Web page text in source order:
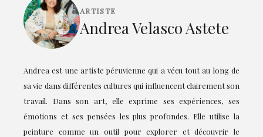
ARTISTE
Andrea Velasco Astete
Andrea est une artiste péruvienne qui a vécu tout au long de
sa vie dans différentes cultures qui influencent clairement son
travail. Dans son art, elle exprime ses expériences, ses
émotions et ses pensées les plus profondes. Elle utilise la
peinture comme un outil pour explorer et découvrir le